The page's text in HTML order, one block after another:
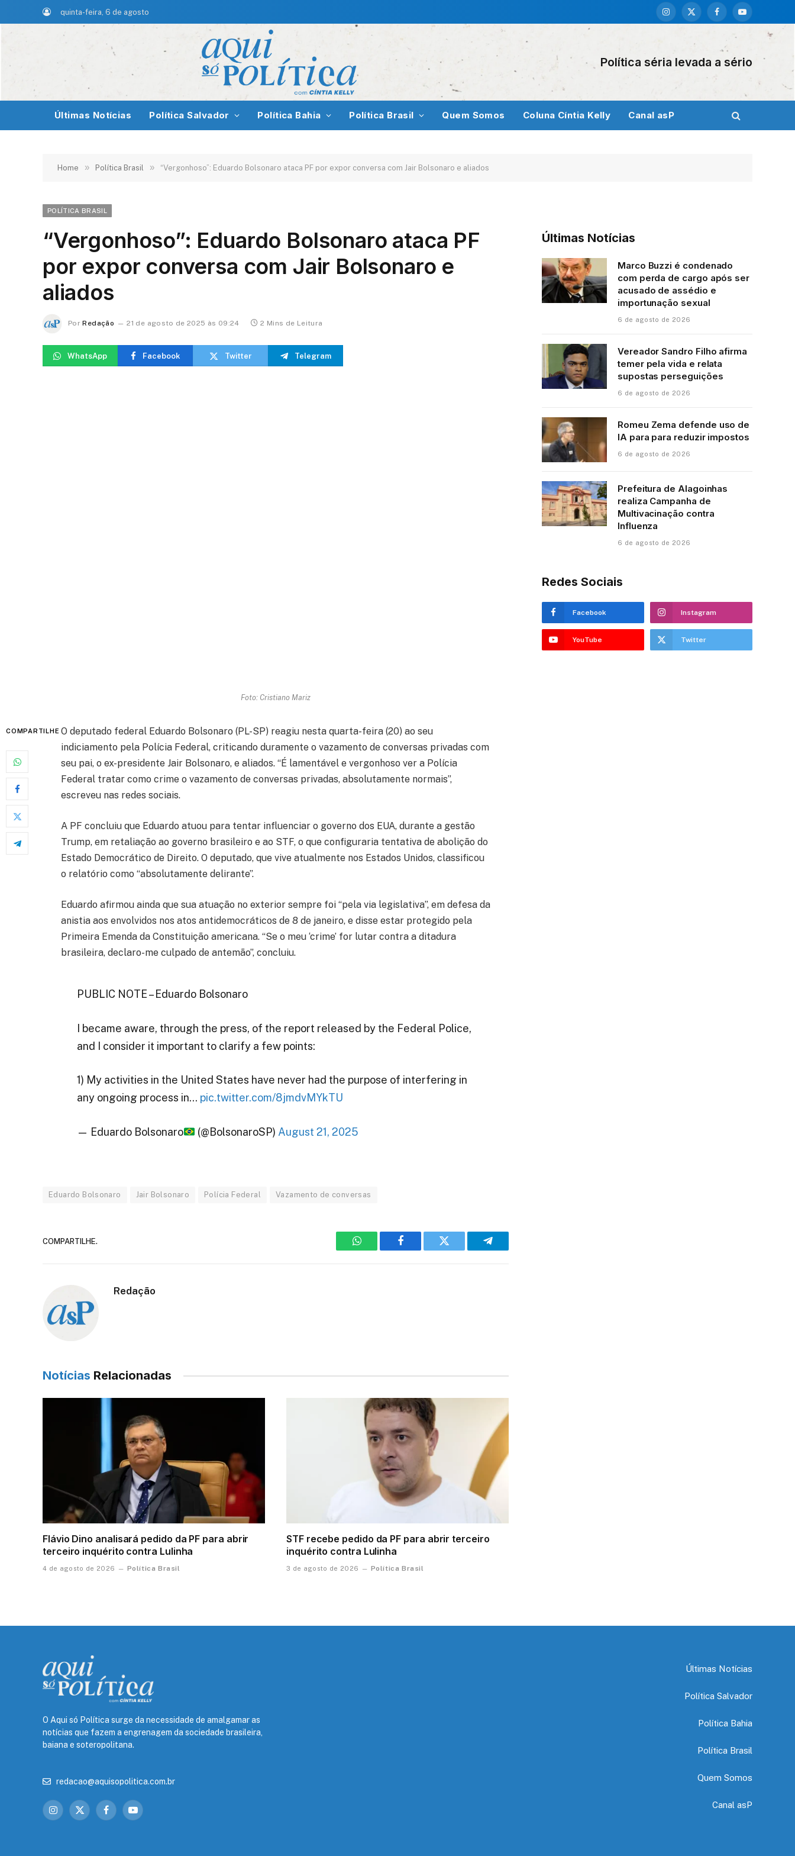
quinta-feira, 6 de agosto
Instagram
X
FacebookYouTube
Política séria levada a sério
Últimas Notícias Política Salvador Política Bahia Política Brasil Quem Somos Coluna Cíntia Kelly Canal asP
Home » Política Brasil » “Vergonhoso”: Eduardo Bolsonaro ataca PF por expor conversa com Jair Bolsonaro e aliados
POLÍTICA BRASIL
“Vergonhoso”: Eduardo Bolsonaro ataca PF
por expor conversa com Jair Bolsonaro e
aliados
Por Redação 21 de agosto de 2025 às 09:24 2 Mins de Leitura
WhatsApp Facebook Twitter Telegram
Foto: Cristiano Mariz
COMPARTILHE O deputado federal Eduardo Bolsonaro (PL-SP) reagiu nesta quarta-feira (20) ao seu
indiciamento pela Polícia Federal, criticando duramente o vazamento de conversas privadas com
seu pai, o ex-presidente Jair Bolsonaro, e aliados. “É lamentável e vergonhoso ver a Polícia
Federal tratar como crime o vazamento de conversas privadas, absolutamente normais”,
escreveu nas redes sociais.
A PF concluiu que Eduardo atuou para tentar influenciar o governo dos EUA, durante a gestão
Trump, em retaliação ao governo brasileiro e ao STF, o que configuraria tentativa de abolição do
Estado Democrático de Direito. O deputado, que vive atualmente nos Estados Unidos, classificou
o relatório como “absolutamente delirante”.
Eduardo afirmou ainda que sua atuação no exterior sempre foi “pela via legislativa”, em defesa da
anistia aos envolvidos nos atos antidemocráticos de 8 de janeiro, e disse estar protegido pela
Primeira Emenda da Constituição americana. “Se o meu ‘crime’ for lutar contra a ditadura
brasileira, declaro-me culpado de antemão”, concluiu.
PUBLIC NOTE – Eduardo Bolsonaro
I became aware, through the press, of the report released by the Federal Police,
and I consider it important to clarify a few points:
1) My activities in the United States have never had the purpose of interfering in
any ongoing process in… pic.twitter.com/8jmdvMYkTU
— Eduardo Bolsonaro (@BolsonaroSP) August 21, 2025
Eduardo Bolsonaro Jair Bolsonaro Polícia Federal Vazamento de conversas
COMPARTILHE.
WhatsAppFacebook Twitter Telegram
Redação
Notícias Relacionadas
Flávio Dino analisará pedido da PF para abrir
terceiro inquérito contra Lulinha
4 de agosto de 2026 Política Brasil
STF recebe pedido da PF para abrir terceiro
inquérito contra Lulinha
3 de agosto de 2026 Política Brasil
Últimas Notícias
Marco Buzzi é condenado
com perda de cargo após ser
acusado de assédio e
importunação sexual
6 de agosto de 2026
Vereador Sandro Filho afirma
temer pela vida e relata
supostas perseguições
6 de agosto de 2026
Romeu Zema defende uso de
IA para para reduzir impostos
6 de agosto de 2026
Prefeitura de Alagoinhas
realiza Campanha de
Multivacinação contra
Influenza
6 de agosto de 2026
Redes Sociais
Facebook Instagram
YouTube Twitter
O Aqui só Política surge da necessidade de amalgamar as
notícias que fazem a engrenagem da sociedade brasileira,
baiana e soteropolitana.
redacao@aquisopolitica.com.br
Instagram
X
FacebookYouTube
Últimas Notícias
Política Salvador
Política Bahia
Política Brasil
Quem Somos
Canal asP